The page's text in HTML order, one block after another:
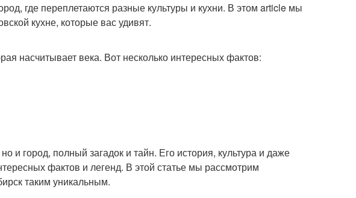
где переплетаются разные культуры и кухни. В этом article мы
кухне, которые вас удивят.
насчитывает века. Вот несколько интересных фактов:
и город, полный загадок и тайн. Его история, культура и даже
фактов и легенд. В этой статье мы рассмотрим
таким уникальным.